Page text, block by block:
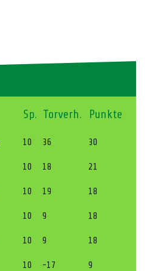
Sp. Torverh. Punkte
10 36 30
10 18 21
10 19 18
10 9 18
10 9 18
10 -17 9